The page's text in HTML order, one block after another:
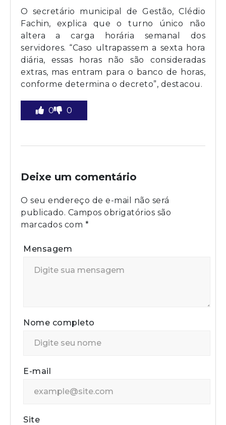
O secretário municipal de Gestão, Clédio
Fachin, explica que o turno único não
altera a carga horária semanal dos
servidores. “Caso ultrapassem a sexta hora
diária, essas horas não são consideradas
extras, mas entram para o banco de horas,
conforme determina o decreto”, destacou.
0 0
Deixe um comentário
O seu endereço de e-mail não será
publicado. Campos obrigatórios são
marcados com *
Mensagem
Nome completo
E-mail
Site